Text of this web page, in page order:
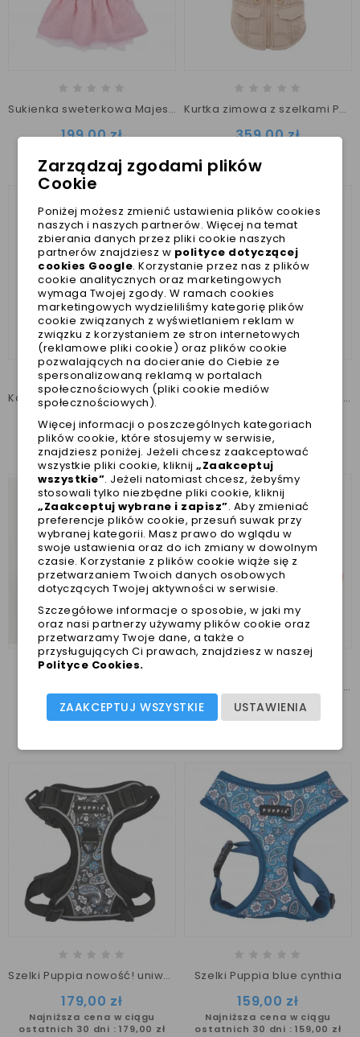
Sukienka sweterkowa Majesty Pinkaholic różowa
199,00 zł
ostatnich 30 dni : 199,00 zł
Kurtka zimowa z szelkami Puppia Wilkes
359,00 zł
ostatnich 30 dni :
Komplet sukienka Pinkaholic ze smyczą
199,00 zł
Najniższa cena w ciągu
ostatnich 30 dni : 199,00 zł
Komplet różowy Puppia Pinkaholic Amara szelki S + smycz
199,00 zł
Najniższa cena w ciągu
ostatnich 30 dni : 199,00 zł
165,00 zł
Szelki Puppia w kwiatuszki pink
159,00 zł
Szelki Puppia nowość! uniwersalny model
179,00 zł
Najniższa cena w ciągu
ostatnich 30 dni : 179,00 zł
Szelki Puppia blue cynthia
159,00 zł
Najniższa cena w ciągu
ostatnich 30 dni : 159,00 zł
Zarządzaj zgodami plików
Cookie
Poniżej możesz zmienić ustawienia plików cookies
naszych i naszych partnerów. Więcej na temat
zbierania danych przez pliki cookie naszych
partnerów znajdziesz w polityce dotyczącej
cookies Google. Korzystanie przez nas z plików
cookie analitycznych oraz marketingowych
wymaga Twojej zgody. W ramach cookies
marketingowych wydzieliliśmy kategorię plików
cookie związanych z wyświetlaniem reklam w
związku z korzystaniem ze stron internetowych
(reklamowe pliki cookie) oraz plików cookie
pozwalających na docieranie do Ciebie ze
spersonalizowaną reklamą w portalach
społecznościowych (pliki cookie mediów
społecznościowych).
Więcej informacji o poszczególnych kategoriach
plików cookie, które stosujemy w serwisie,
znajdziesz poniżej. Jeżeli chcesz zaakceptować
wszystkie pliki cookie, kliknij„Zaakceptuj
wszystkie”. Jeżeli natomiast chcesz, żebyśmy
stosowali tylko niezbędne pliki cookie, kliknij
„Zaakceptuj wybrane i zapisz”. Aby zmieniać
preferencje plików cookie, przesuń suwak przy
wybranej kategorii. Masz prawo do wglądu w
swoje ustawienia oraz do ich zmiany w dowolnym
czasie. Korzystanie z plików cookie wiąże się z
przetwarzaniem Twoich danych osobowych
dotyczących Twojej aktywności w serwisie.
Szczegółowe informacje o sposobie, w jaki my
oraz nasi partnerzy używamy plików cookie oraz
przetwarzamy Twoje dane, a także o
przysługujących Ci prawach, znajdziesz w naszej
Polityce Cookies.
USTAWIENIA
ZAAKCEPTUJ WSZYSTKIE